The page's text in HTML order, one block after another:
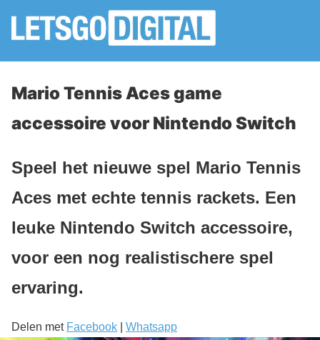
Mario Tennis Aces game
accessoire voor Nintendo Switch
Speel het nieuwe spel Mario Tennis
Aces met echte tennis rackets. Een
leuke Nintendo Switch accessoire,
voor een nog realistischere spel
ervaring.
Delen met Facebook Whatsapp